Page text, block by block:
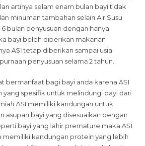
artinya selam enam bulan bayi tidak
minuman tambahan selain Air Susu
6 bulan penyusuan dengan hanya
bayi boleh diberikan makanan
ASI tetap diberikan sampai usia
penyusuan selama 2 tahun.
bermanfaat bagi bayi anda karena ASI
spesifik untuk melindungi bayi dari
ASI memiliki kandungan untuk
asupan bayi yang disesuaikan dengan
bayi yang lahir premature maka ASI
memiliki kandungan protein yang lebih